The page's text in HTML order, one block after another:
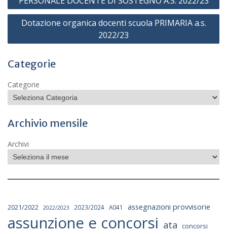
Dotazione organica docenti scuola PRIMARIA a.s.
2022/23
Categorie
Categorie
Archivio mensile
Archivi
2021/2022 2022/2023 2023/2024 A041 assegnazioni provvisorie
assunzione e concorsi ata concorsi